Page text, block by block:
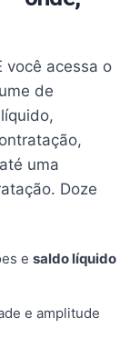
você acessa o
de
uma
Doze
e saldo líquido
e amplitude